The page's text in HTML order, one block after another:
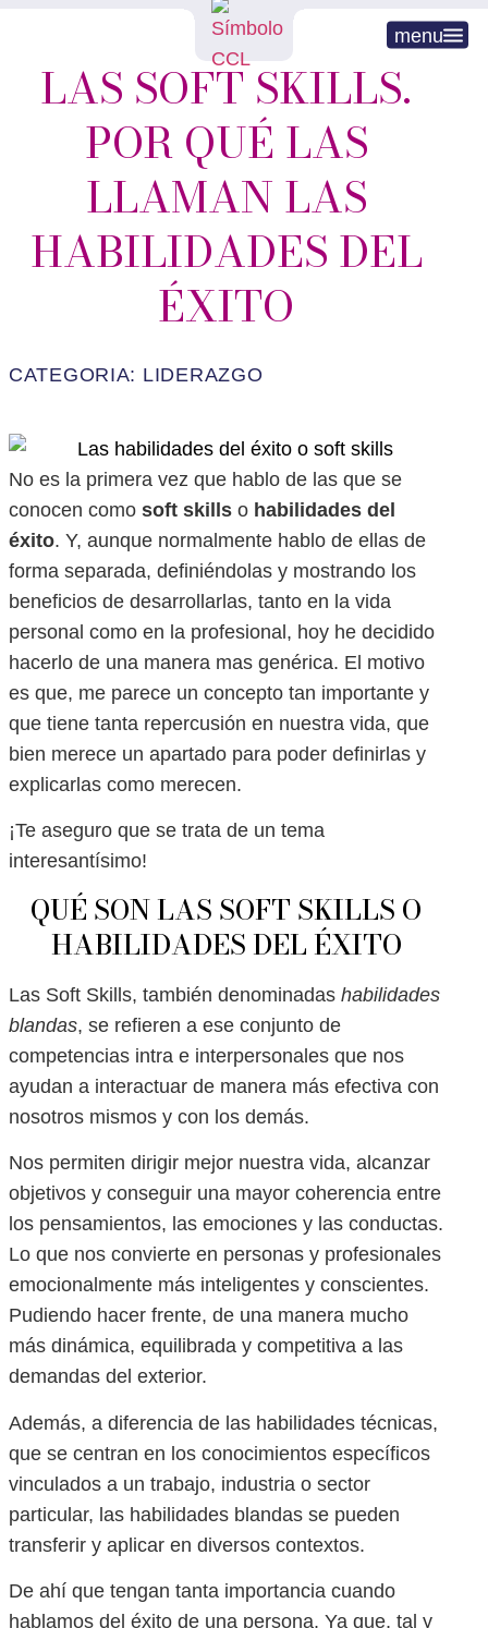
menu
LAS SOFT SKILLS.
POR QUÉ LAS
LLAMAN LAS
HABILIDADES DEL
ÉXITO
CATEGORIA: LIDERAZGO
No es la primera vez que hablo de las que se
conocen como soft skills o habilidades del
éxito. Y, aunque normalmente hablo de ellas de
forma separada, definiéndolas y mostrando los
beneficios de desarrollarlas, tanto en la vida
personal como en la profesional, hoy he decidido
hacerlo de una manera mas genérica. El motivo
es que, me parece un concepto tan importante y
que tiene tanta repercusión en nuestra vida, que
bien merece un apartado para poder definirlas y
explicarlas como merecen.
¡Te aseguro que se trata de un tema
interesantísimo!
QUÉ SON LAS SOFT SKILLS O
HABILIDADES DEL ÉXITO
Las Soft Skills, también denominadas habilidades
blandas, se refieren a ese conjunto de
competencias intra e interpersonales que nos
ayudan a interactuar de manera más efectiva con
nosotros mismos y con los demás.
Nos permiten dirigir mejor nuestra vida, alcanzar
objetivos y conseguir una mayor coherencia entre
los pensamientos, las emociones y las conductas.
Lo que nos convierte en personas y profesionales
emocionalmente más inteligentes y conscientes.
Pudiendo hacer frente, de una manera mucho
más dinámica, equilibrada y competitiva a las
demandas del exterior.
Además, a diferencia de las habilidades técnicas,
que se centran en los conocimientos específicos
vinculados a un trabajo, industria o sector
particular, las habilidades blandas se pueden
transferir y aplicar en diversos contextos.
De ahí que tengan tanta importancia cuando
hablamos del éxito de una persona. Ya que, tal y